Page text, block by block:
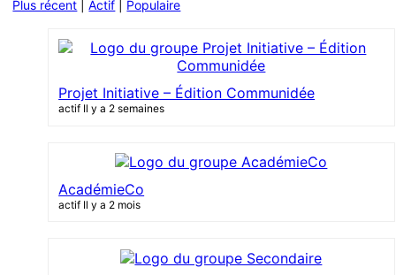
Plus récent Actif Populaire
Projet Initiative – Édition Communidée
actif Il y a 2 semaines
AcadémieCo
actif Il y a 2 mois